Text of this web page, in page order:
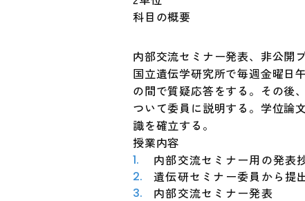
科目の概要
内部交流セミナー発表、非公開
国立遺伝学研究所で毎週金曜日
の間で質疑応答をする。その後
ついて委員に説明する。学位論
識を確立する。
授業内容
内部交流セミナー用の発表
遺伝研セミナー委員から提
内部交流セミナー発表